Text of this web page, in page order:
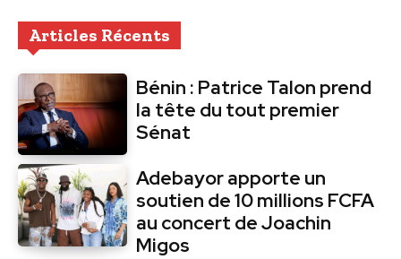
Articles Récents
Bénin : Patrice Talon prend
la tête du tout premier
Sénat
Adebayor apporte un
soutien de 10 millions FCFA
au concert de Joachin
Migos